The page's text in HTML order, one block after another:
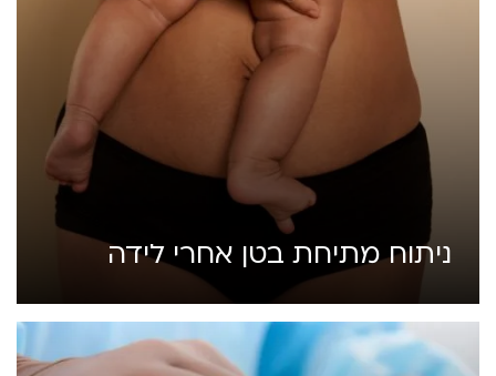
ניתוח מתיחת בטן אחרי לידה